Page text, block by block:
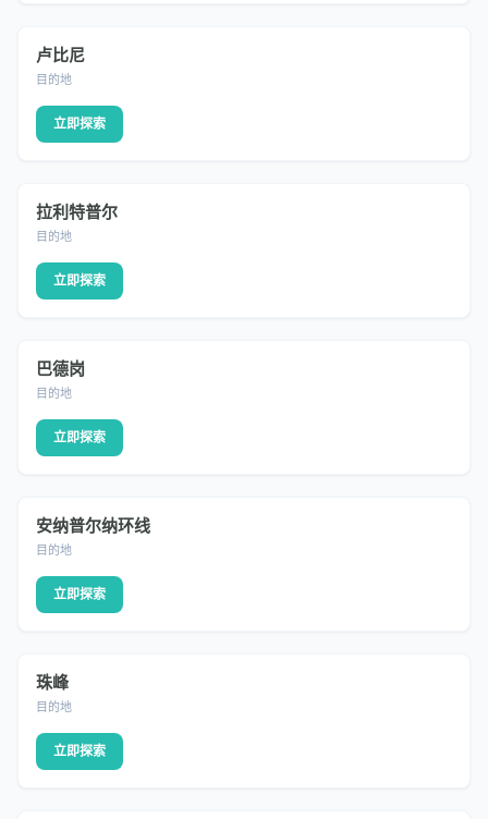
DESTINATION
卢比尼
目的地
立即探索
DESTINATION
拉利特普尔
目的地
立即探索
DESTINATION
巴德岗
目的地
立即探索
DESTINATION
安纳普尔纳环线
目的地
立即探索
DESTINATION
珠峰
目的地
立即探索